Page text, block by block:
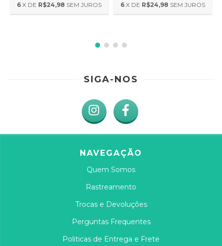
6 X DE R$24,98 SEM JUROS 6 X DE R$24,98 SEM JUROS
SIGA-NOS
NAVEGAÇÃO
Quem Somos
Rastreamento
Trocas e Devoluções
Perguntas Frequentes
Politicas de Entrega e Frete